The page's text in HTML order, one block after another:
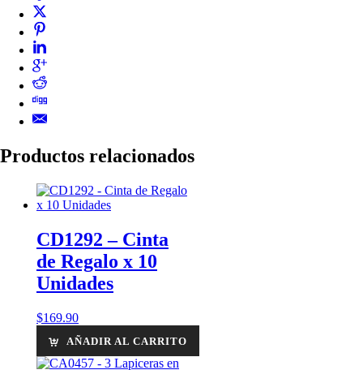
Productos relacionados
CD1292 – Cinta
de Regalo x 10
Unidades
$169.90
AÑADIR AL CARRITO